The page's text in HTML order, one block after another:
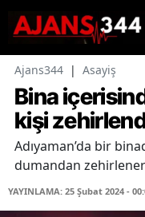
Ajans344 | Asayiş
Bina
kişi
Adıyaman’da bir
dumandan
YAYINLAMA: 25 Şubat 2024 -